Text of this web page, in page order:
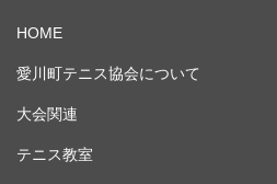
HOME
愛川町テニス協会について
大会関連
テニス教室